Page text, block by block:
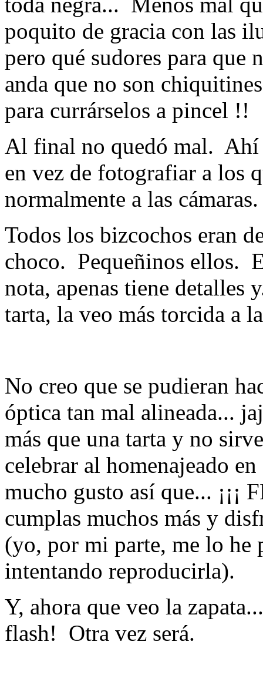
poquito de gracia con las
pero qué sudores para
anda que no son
para currárselos a pincel !!
Al final no quedó mal. Ahí
en vez de fotografiar a los
normalmente a las cámaras.
Todos los bizcochos eran
choco. Pequeñinos ellos.
nota, apenas tiene detalles
tarta, la veo más torcida a
No creo que se pudieran
óptica tan mal alineada...
más que una tarta y no
celebrar al homenajeado
mucho gusto así que...
cumplas muchos más y
(yo, por mi parte, me lo he
intentando reproducirla).
Y, ahora que veo la
flash! Otra vez será.